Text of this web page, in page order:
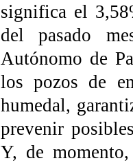
significa el
del pasado
Autónomo de
los pozos de
humedal,
prevenir
Y, de